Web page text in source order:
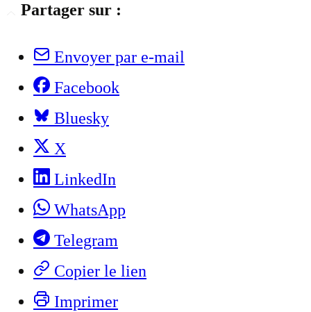
Partager sur :
Envoyer par e-mail
Facebook
Bluesky
X
LinkedIn
WhatsApp
Telegram
Copier le lien
Imprimer